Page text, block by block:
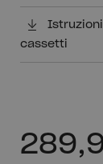
Istruzioni
cassetti